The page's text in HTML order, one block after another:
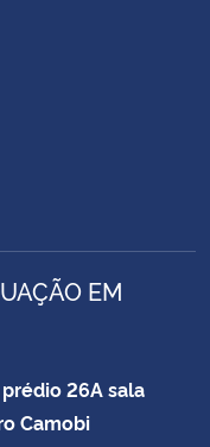
EM
26A sala
Camobi